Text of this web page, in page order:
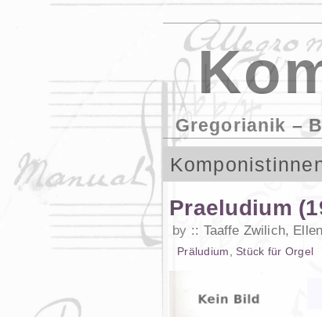
Gregorianik –
Praeludium
by Taaffe Zwilich, Ellen
Präludium Stück für Orgel